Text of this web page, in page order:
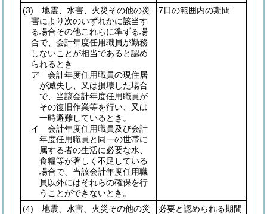
(3) 地震、水害、火災その他の災
害により次のいずれかに該当す
る場合その他これらに準ずる場
合で、会計年度任用職員が勤務
しないことが相当であると認め
られるとき
ア 会計年度任用職員の現住居
が滅失し、又は損壊した場合
で、当該会計年度任用職員が
その復旧作業等を行い、又は
一時避難しているとき。
イ 会計年度任用職員及び会計
年度任用職員と同一の世帯に
属する者の生活に必要な水、
食糧等が著しく不足している
場合で、当該会計年度任用職
員以外にはそれらの確保を行
うことができないとき。
7日の範囲内の期間
(4) 地震、水害、火災その他の災
必要と認められる期間